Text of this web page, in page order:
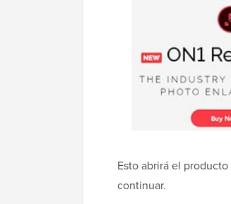
Esto abrirá el
continuar.